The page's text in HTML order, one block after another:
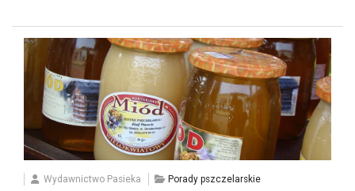
Wydawnictwo Pasieka Porady pszczelarskie